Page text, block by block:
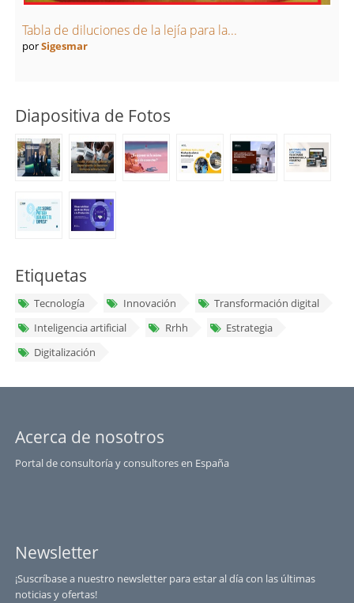
Tabla de diluciones de la lejía para la...
porSigesmar
Diapositiva de Fotos
Etiquetas
Tecnología Innovación
Transformación digital
Inteligencia artificial
Rrhh
Estrategia
Digitalización
Acerca de nosotros
Portal de consultoría y consultores en España
Newsletter
¡Suscríbase a nuestro newsletter para estar al día con las últimas
noticias y ofertas!